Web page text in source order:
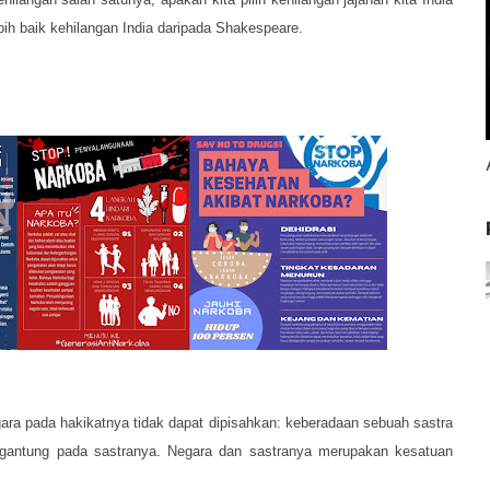
baik kehilangan India daripada Shakespeare.
pada hakikatnya tidak dapat dipisahkan: keberadaan sebuah sastra
pada sastranya. Negara dan sastranya merupakan kesatuan